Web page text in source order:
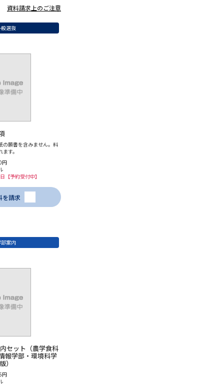
資料請求上のご注意
選抜
の願書を含みません。料
す。
円
【予約受付中】
を請求
部案内
セット（農学食科
報学部・環境科学
）
円